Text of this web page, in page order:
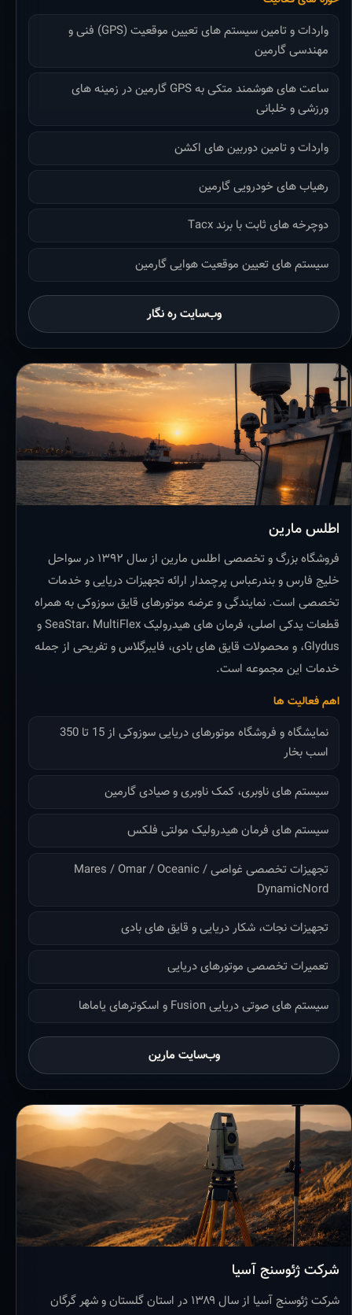
واردات و تامین سیستم های تعیین موقعیت (GPS) فنی و
مهندسی گارمین
ساعت های هوشمند متکی به GPS گارمین در زمینه های
ورزشی و خلبانی
واردات و تامین دوربین های اکشن
رهیاب های خودرویی گارمین
دوچرخه های ثابت با برند Tacx
سیستم های تعیین موقعیت هوایی گارمین
وب‌سایت ره نگار
اطلس مارین
فروشگاه بزرگ و تخصصی اطلس مارین از سال ۱۳۹۲ در سواحل
خلیج فارس و بندرعباس پرچمدار ارائه تجهیزات دریایی و خدمات
تخصصی است. نمایندگی و عرضه موتورهای قایق سوزوکی به همراه
قطعات یدکی اصلی، فرمان های هیدرولیک SeaStar، MultiFlex و
Glydus، و محصولات قایق های بادی، فایبرگلاس و تفریحی از جمله
خدمات این مجموعه است.
اهم فعالیت ها
نمایشگاه و فروشگاه موتورهای دریایی سوزوکی از 15 تا 350
اسب بخار
سیستم های ناوبری، کمک ناوبری و صیادی گارمین
سیستم های فرمان هیدرولیک مولتی فلکس
تجهیزات تخصصی غواصی Mares / Omar / Oceanic /
DynamicNord
تجهیزات نجات، شکار دریایی و قایق های بادی
تعمیرات تخصصی موتورهای دریایی
سیستم های صوتی دریایی Fusion و اسکوترهای یاماها
وب‌سایت مارین
شرکت ژئوسنج آسیا
شرکت ژئوسنج آسیا از سال ۱۳۸۹ در استان گلستان و شهر گرگان